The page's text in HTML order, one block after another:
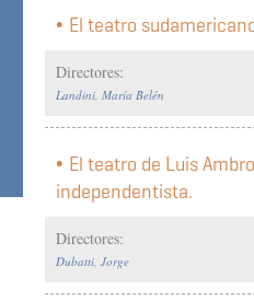
El teatro
Directores:
Landini, María Belén
El teatro de Luis
independentista.
Directores:
Dubatti, Jorge